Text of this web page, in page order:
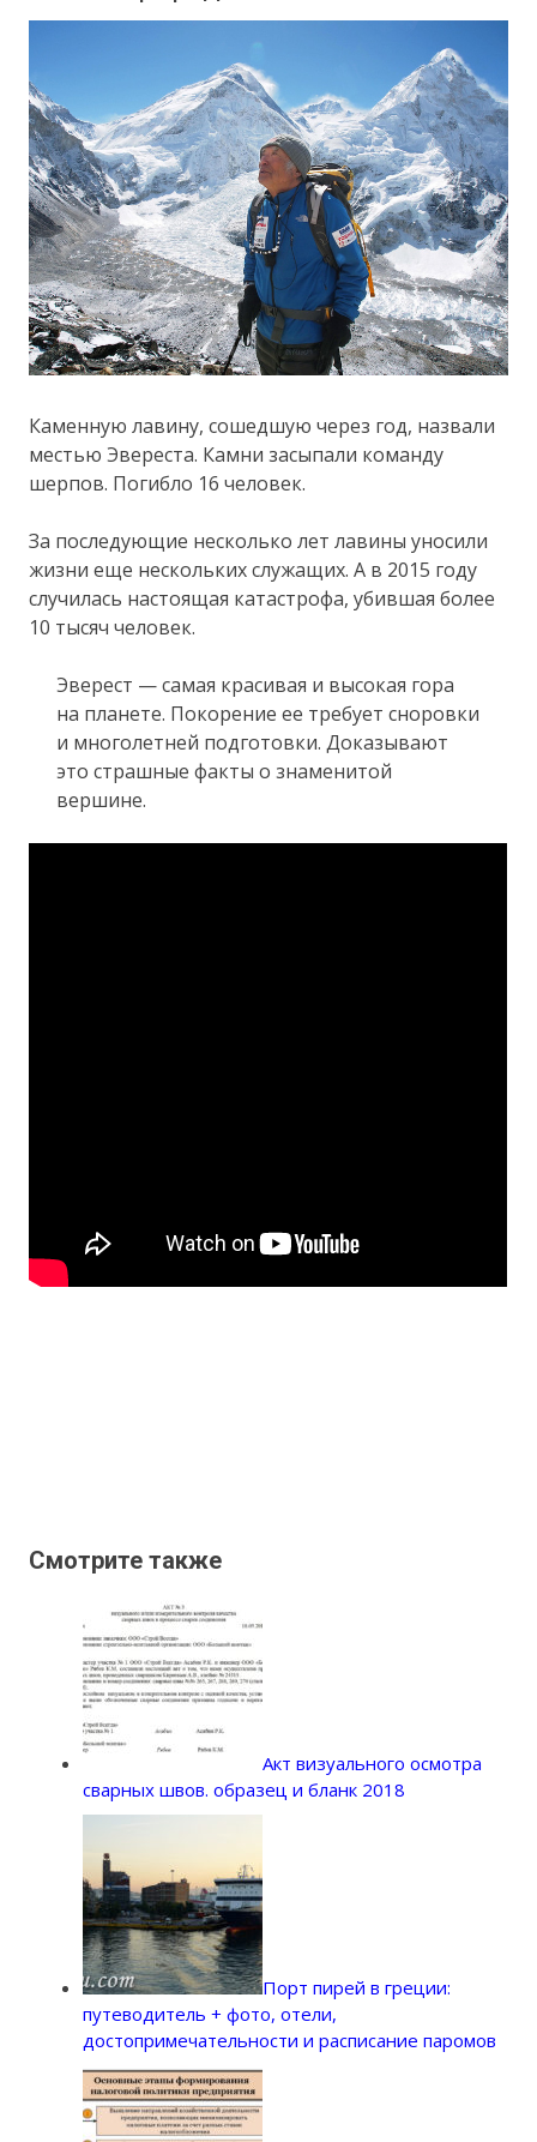
Каменную лавину, сошедшую через год, назвали
местью Эвереста. Камни засыпали команду
шерпов. Погибло 16 человек.
За последующие несколько лет лавины уносили
жизни еще нескольких служащих. А в 2015 году
случилась настоящая катастрофа, убившая более
10 тысяч человек.
Эверест — самая красивая и высокая гора
на планете. Покорение ее требует сноровки
и многолетней подготовки. Доказывают
это страшные факты о знаменитой
вершине.
Смотрите также
Акт визуального осмотра
сварных швов. образец и бланк 2018
Порт пирей в греции:
путеводитель + фото, отели,
достопримечательности и расписание паромов